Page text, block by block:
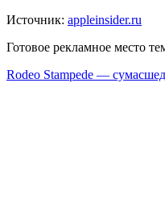
Источник: appleinsider.ru
Готовое рекламное место
Rodeo Stampede —